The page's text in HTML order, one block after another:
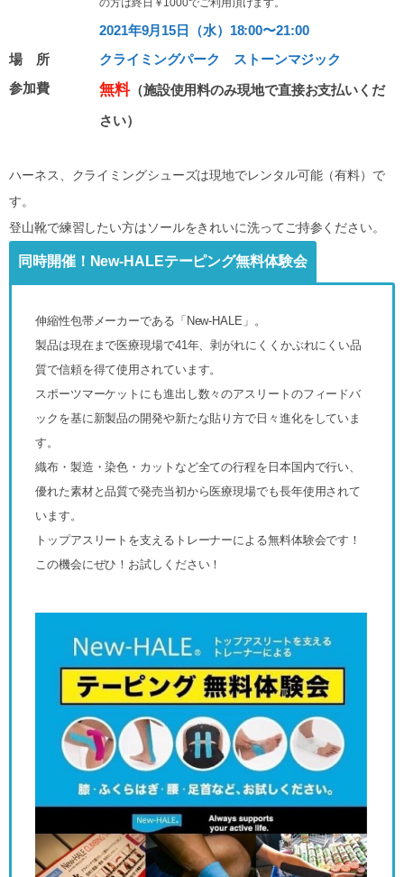
の方は終日￥1000でご利用頂けます。
2021年9月15日（水）18:00〜21:00
場 所
クライミングパーク ストーンマジック
参加費
無料（施設使用料のみ現地で直接お支払いくだ
さい）
ハーネス、クライミングシューズは現地でレンタル可能（有料）で
す。
登山靴で練習したい方はソールをきれいに洗ってご持参ください。
同時開催！New-HALEテーピング無料体験会
伸縮性包帯メーカーである「New-HALE」。
製品は現在まで医療現場で41年、剥がれにくくかぶれにくい品
質で信頼を得て使用されています。
スポーツマーケットにも進出し数々のアスリートのフィードバ
ックを基に新製品の開発や新たな貼り方で日々進化をしていま
す。
織布・製造・染色・カットなど全ての行程を日本国内で行い、
優れた素材と品質で発売当初から医療現場でも長年使用されて
います。
トップアスリートを支えるトレーナーによる無料体験会です！
この機会にぜひ！お試しください！